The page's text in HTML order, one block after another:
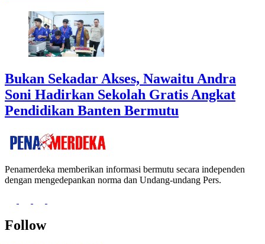
Bukan Sekadar Akses, Nawaitu Andra
Soni Hadirkan Sekolah Gratis Angkat
Pendidikan Banten Bermutu
Penamerdeka memberikan informasi bermutu secara independen
dengan mengedepankan norma dan Undang-undang Pers.
Follow